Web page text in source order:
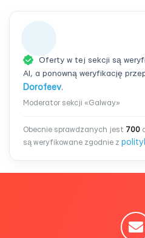
Oferty w tej sekcji są
AI, a ponowną weryfikację
Dorofeev.
Moderator sekcji «Galway»
Obecnie sprawdzanych jest 700
są weryfikowane zgodnie z